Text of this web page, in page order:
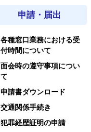
申請・届出
各種窓口業務における受
付時間について
面会時の遵守事項につい
て
申請書ダウンロード
交通関係手続き
犯罪経歴証明の申請